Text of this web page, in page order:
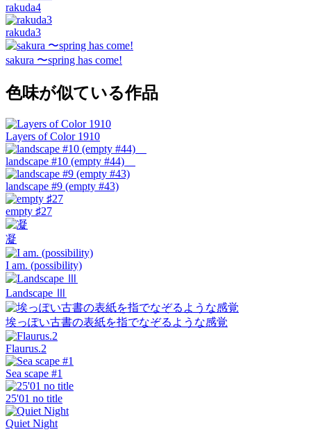
rakuda4
rakuda3
sakura 〜spring has come!
色味が似ている作品
Layers of Color 1910
landscape #10 (empty #44)
landscape #9 (empty #43)
empty ♯27
凝
I am. (possibility)
Landscape Ⅲ
埃っぽい古書の表紙を指でなぞるような感覚
Flaurus.2
Sea scape #1
25'01 no title
Quiet Night